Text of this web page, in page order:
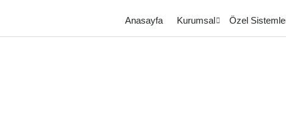
Anasayfa Kurumsal Özel